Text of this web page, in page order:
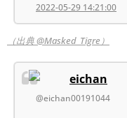
2022-05-29 14:21:00
（出典 @Masked_Tigre）
eichan
@eichan00191044